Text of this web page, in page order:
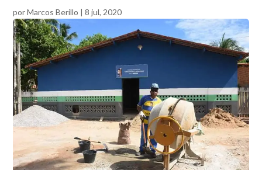
porMarcos Berillo |8 jul, 2020